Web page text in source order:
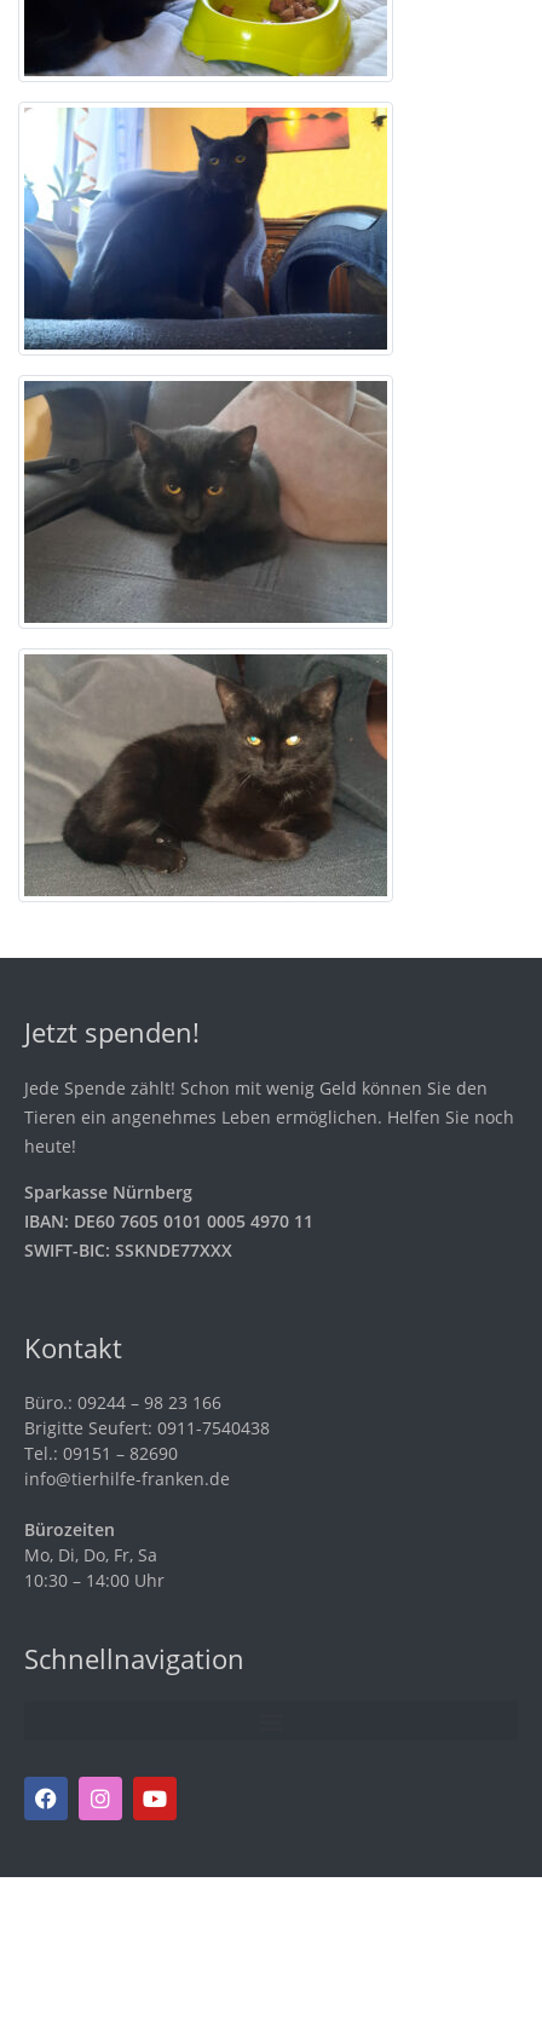
Jetzt spenden!
Jede Spende zählt! Schon mit wenig Geld können Sie den
Tieren ein angenehmes Leben ermöglichen. Helfen Sie noch
heute!
Sparkasse Nürnberg
IBAN: DE60 7605 0101 0005 4970 11
SWIFT-BIC: SSKNDE77XXX
Kontakt
Büro.: 09244 – 98 23 166
Brigitte Seufert: 0911-7540438
Tel.: 09151 – 82690
info@tierhilfe-franken.de
Bürozeiten
Mo, Di, Do, Fr, Sa
10:30 – 14:00 Uhr
Schnellnavigation